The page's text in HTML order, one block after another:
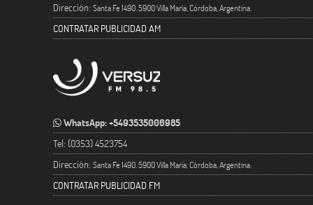
Dirección: Santa Fe 1490. 5900 Villa María, Córdoba, Argentina.
CONTRATAR PUBLICIDAD AM
WhatsApp: +5493535006985
Tel: (0353) 4523754
Dirección: Santa Fe 1490. 5900 Villa María, Córdoba, Argentina.
CONTRATAR PUBLICIDAD FM